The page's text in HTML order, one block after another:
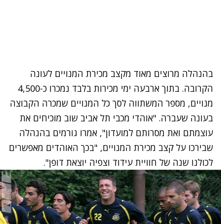
בהנהלה מרוצים מאוד מקצב מכירת המנויים לעונה
הקרובה. בתוך ארבעה ימי מכירות בלבד נמכרו כ-4,500
מנויים, מספר המשתווה לסך כל המנויים שמכרה הקבוצה
בעונה שעברה. "אוהדי מכבי תל אביב שוב מוכיחים את
עוצמתם ואת מסרותם למועדון", אמרו גורמים בהנהלה
שבירכו על קצב מכירת המנויים, "בכך האוהדים מאפשרים
לכולנו שנה של חוויית עידוד וצפיה יוצאת דופן".